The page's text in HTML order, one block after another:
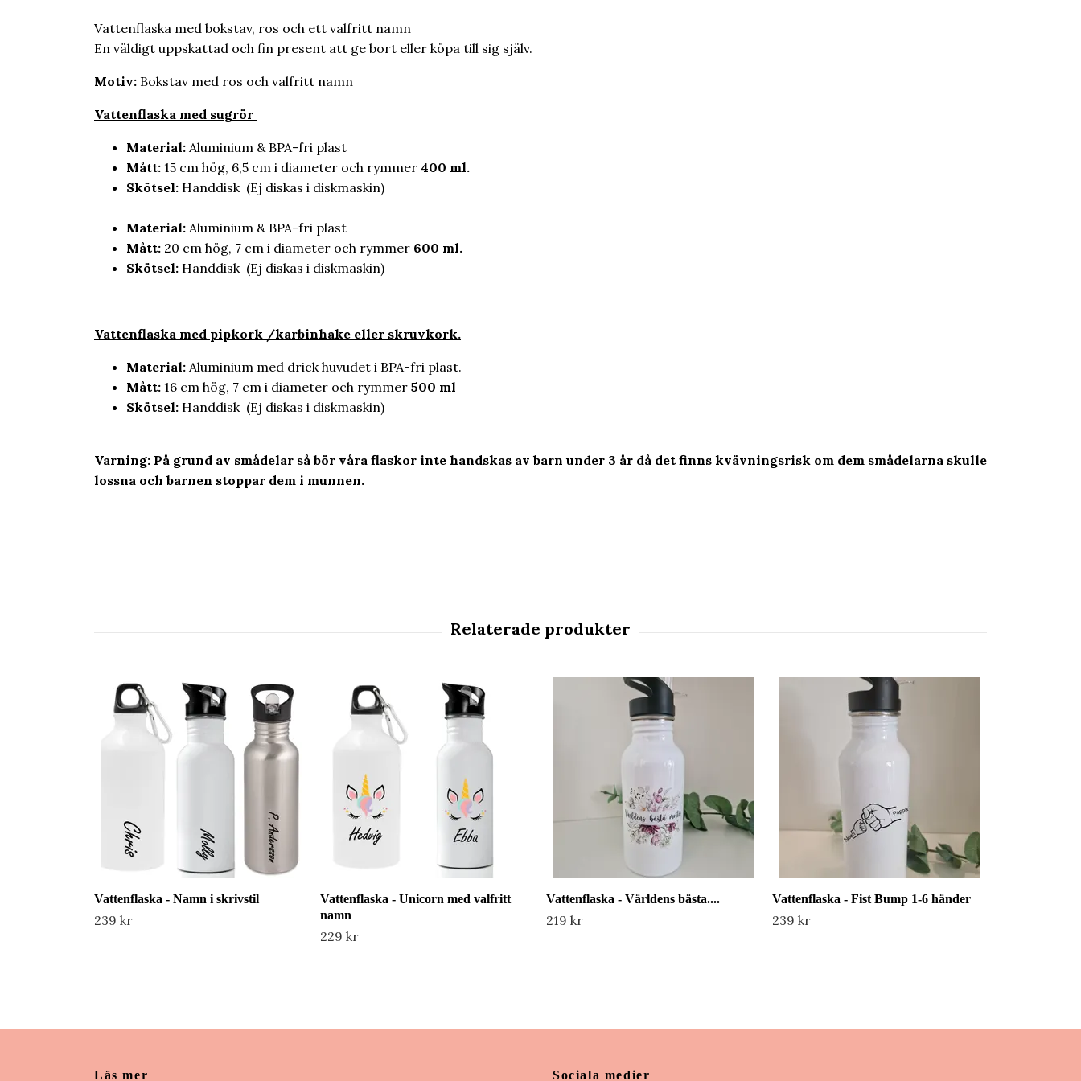
Vattenflaska med bokstav, ros och ett valfritt namn
En väldigt uppskattad och fin present att ge bort eller köpa till sig själv.
Motiv: Bokstav med ros och valfritt namn
Vattenflaska med sugrör
Material: Aluminium & BPA-fri plast
Mått: 15 cm hög, 6,5 cm i diameter och rymmer 400 ml.
Skötsel: Handdisk (Ej diskas i diskmaskin)
Material: Aluminium & BPA-fri plast
Mått: 20 cm hög, 7 cm i diameter och rymmer 600 ml.
Skötsel: Handdisk (Ej diskas i diskmaskin)
Vattenflaska med pipkork /karbinhake eller skruvkork.
Material: Aluminium med drick huvudet i BPA-fri plast.
Mått: 16 cm hög, 7 cm i diameter och rymmer 500 ml
Skötsel: Handdisk (Ej diskas i diskmaskin)
Varning: På grund av smådelar så bör våra flaskor inte handskas av barn under 3 år då det finns kvävningsrisk om dem smådelarna skulle
lossna och barnen stoppar dem i munnen.
Vattenflaska - Namn i skrivstil
239 kr
Vattenflaska - Unicorn med valfritt
namn
229 kr
Vattenflaska - Världens bästa....
219 kr
Vattenflaska - Fist Bump 1-6 händer
239 kr
Läs mer Sociala medier